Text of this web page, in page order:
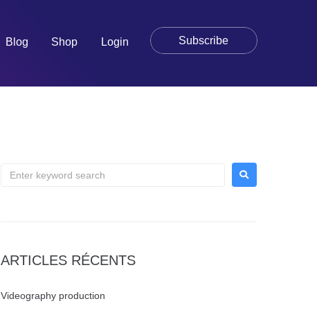
Blog Shop Login Subscribe
ARTICLES RÉCENTS
Videography production